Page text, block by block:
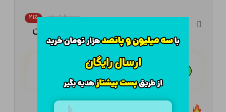
۹۰,۰۰۰ تومان ۲۱٪
هـر قسط با تــرب‌پــی:
۴ قسط مــاهـانـه؛ بـدون سـود، چـک و ضـامـن